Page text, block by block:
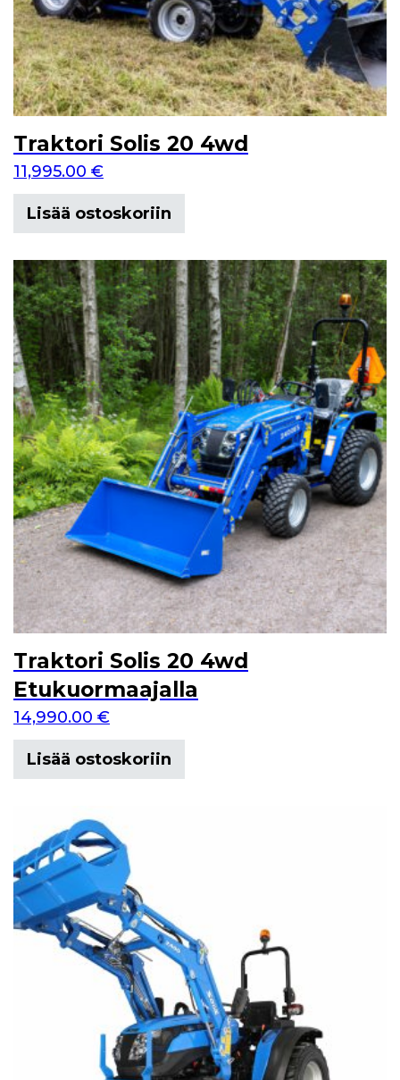
Traktori Solis 20 4wd
11,995.00 €
Lisää ostoskoriin
Traktori Solis 20 4wd
Etukuormaajalla
14,990.00 €
Lisää ostoskoriin